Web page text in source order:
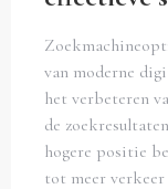
van moderne
het verbeteren
de
hogere positie
tot meer